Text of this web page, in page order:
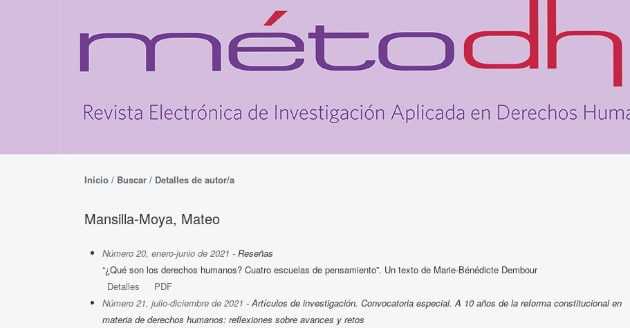
Inicio / Buscar / Detalles de autor/a
Mansilla-Moya, Mateo
Número 20, enero-junio de 2021 - Reseñas
“¿Qué son los derechos humanos? Cuatro escuelas de pensamiento”. Un texto de Marie-Bénédicte Dembour
Detalles
PDF
Número 21, julio-diciembre de 2021 - Artículos de investigación. Convocatoria especial. A 10 años de la reforma constitucional en
materia de derechos humanos: reflexiones sobre avances y retos